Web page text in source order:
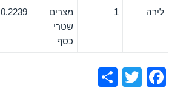
לירה 1
מצרים
שטרי
כסף
0.2239
F
T